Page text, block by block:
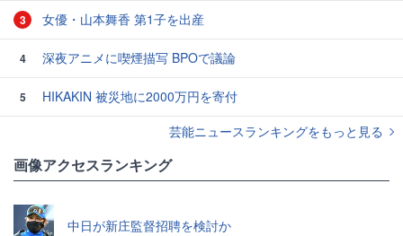
3 女優・山本舞香 第1子を出産
4 深夜アニメに喫煙描写 BPOで議論
5
HIKAKIN 被災地に2000万円を寄付
芸能ニュースランキングをもっと見る
画像アクセスランキング
中日が新庄監督招聘を検討か